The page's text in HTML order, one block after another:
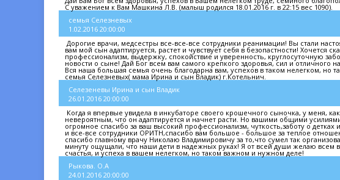
С уважением к Вам Машкина Л.В. (малыш родился 18.01.2016 г. в 22:15 вес 1090).
семья Селезневых
1.02.2016 20:00:00
Дорогие врачи, медсестры все-все-все сотрудники реанимации! Вы стали
вам мой сын адаптируется, растет и чувствует себя в безопастности!
профессионализм, выдержку, спокойствие и уверенность, круглосуточную
новости о сыне! Дай Бог всем вам самого крепкого здоровья, сил и отличного
Вся наша большая семья очень благодарна вам, успехов в таком нелегком, но
семья Селезневых( мама Ирина и сын Владик) г.Котельнич.
Селезеневы Ирина и сын Владик
26.01.2016 20:00:00
Когда я впервые увидела в инкубаторе своего крошечного сыночка, у меня,
невероятным, что он адаптируется и начнет расти. Но вашими общими
огромное спасибо за ваш высокий профессионализм, чуткость,заботу о
и все-все сотрудники ОРИТН,спасибо вам большое - большое за теплое
спасибо главному врачу Николаю Владимировичу за то,что сумел так
минуту ощущали, что наши дети в надежных руках! Я от всей души желаю всем
счастья, и успеха в вашем нелегком, но таком важном и нужном деле!
Рыкова. О.А
24.01.2016 20:00:00